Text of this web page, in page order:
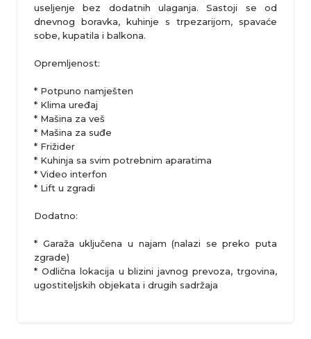
useljenje bez dodatnih ulaganja. Sastoji se od
dnevnog boravka, kuhinje s trpezarijom, spavaće
sobe, kupatila i balkona.
Opremljenost:
* Potpuno namješten
* Klima uređaj
* Mašina za veš
* Mašina za suđe
* Frižider
* Kuhinja sa svim potrebnim aparatima
* Video interfon
* Lift u zgradi
Dodatno:
* Garaža uključena u najam (nalazi se preko puta
zgrade)
* Odlična lokacija u blizini javnog prevoza, trgovina,
ugostiteljskih objekata i drugih sadržaja